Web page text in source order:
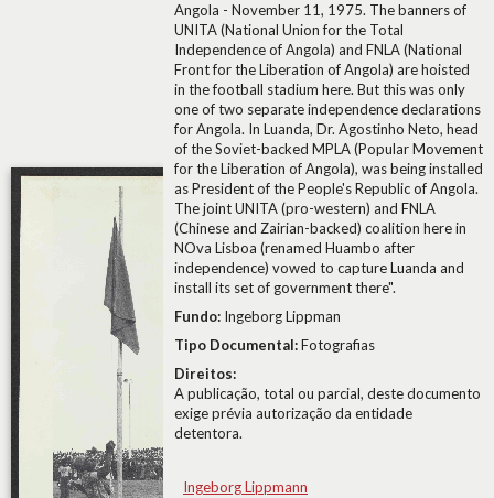
Angola - November 11, 1975. The banners of
UNITA (National Union for the Total
Independence of Angola) and FNLA (National
Front for the Liberation of Angola) are hoisted
in the football stadium here. But this was only
one of two separate independence declarations
for Angola. In Luanda, Dr. Agostinho Neto, head
of the Soviet-backed MPLA (Popular Movement
for the Liberation of Angola), was being installed
as President of the People's Republic of Angola.
The joint UNITA (pro-western) and FNLA
(Chinese and Zairian-backed) coalition here in
NOva Lisboa (renamed Huambo after
independence) vowed to capture Luanda and
install its set of government there".
Fundo: Ingeborg Lippman
Tipo Documental:Fotografias
Direitos:
A publicação, total ou parcial, deste documento
exige prévia autorização da entidade
detentora.
Ingeborg Lippmann